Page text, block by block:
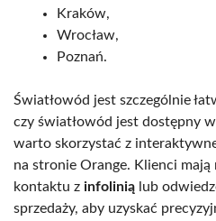
Kraków,
Wrocław,
Poznań.
Światłowód jest szczególnie
czy światłowód jest dostępny
warto skorzystać z
na stronie Orange. Klienci
kontaktu z infolinią lub
sprzedaży, aby uzyskać